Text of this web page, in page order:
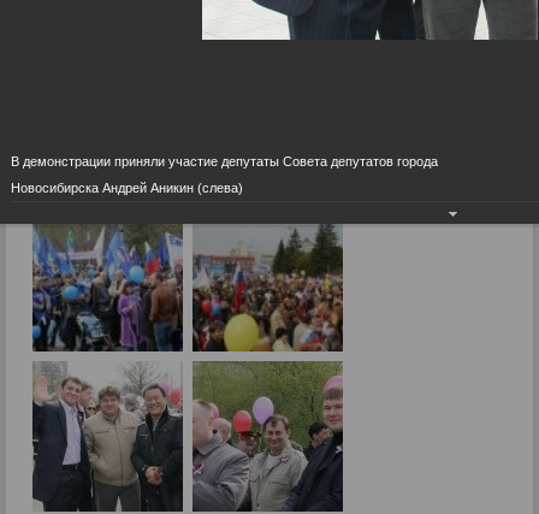
Фоторепортажи › 1 мая
13.05.2011
В демонстрации приняли участие депутаты Совета депутатов города
Новосибирска Андрей Аникин (слева)